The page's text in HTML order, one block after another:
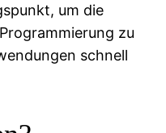
um die
zu
schnell